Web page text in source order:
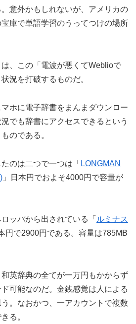
意外かもしれないが、アメリカの
庫で単語学習のうってつけの場所
、この「電波が悪くてWeblioで
況を打破するものだ。
ホに電子辞書をまんまダウンロー
でも辞書にアクセスできるという
のである。
のは二つで一つは「 LONGMAN
」日本円でおよそ4000円で容量が
ッパから出されている「 ルミナス
円で2900円である。容量は785MB
英辞典の全てが一万円もかからず
可能なのだ。金銭感覚は人による
。なおかつ、一アカウントで複数
る。